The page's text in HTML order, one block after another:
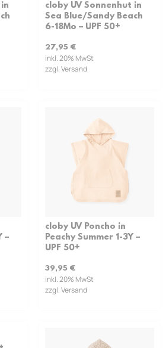
cloby UV Sonnenhut in
Sea Blue/Sandy Beach
6-18Mo – UPF 50+
27,95 €
inkl. 20% MwSt
zzgl. Versand
–
cloby UV Poncho in
Peachy Summer 1-3Y –
UPF 50+
39,95 €
inkl. 20% MwSt
zzgl. Versand